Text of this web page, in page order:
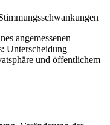
angemessenen
Unterscheidung
und öffentlichem